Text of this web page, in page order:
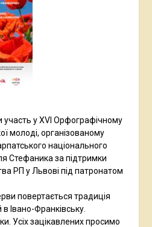
у XVI Орфографічному
молоді, організованому
національного
Стефаника за підтримки
РП у Львові під патронатом
повертається традиція
в Івано-Франківську.
Усіх зацікавлених просимо